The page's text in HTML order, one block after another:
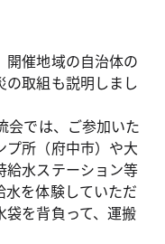
催地域の自治体の
の取組も説明しまし
会では、ご参加いた
プ所（府中市）や大
給水ステーション等
水を体験していただ
袋を背負って、運搬